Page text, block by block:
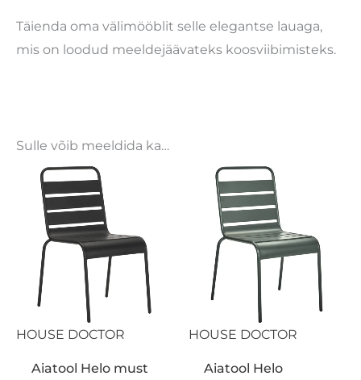
Täienda oma välimööblit selle elegantse lauaga,
mis on loodud meeldejäävateks koosviibimisteks.
Sulle võib meeldida ka…
HOUSE DOCTOR
Aiatool Helo must
HOUSE DOCTOR
Aiatool Helo